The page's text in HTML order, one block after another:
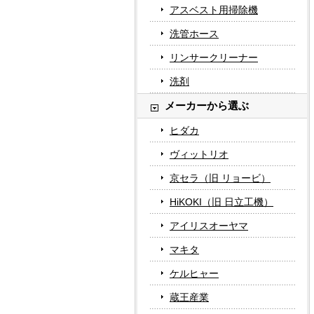
アスベスト用掃除機
洗管ホース
リンサークリーナー
洗剤
メーカーから選ぶ
ヒダカ
ヴィットリオ
京セラ（旧 リョービ）
HiKOKI（旧 日立工機）
アイリスオーヤマ
マキタ
ケルヒャー
蔵王産業